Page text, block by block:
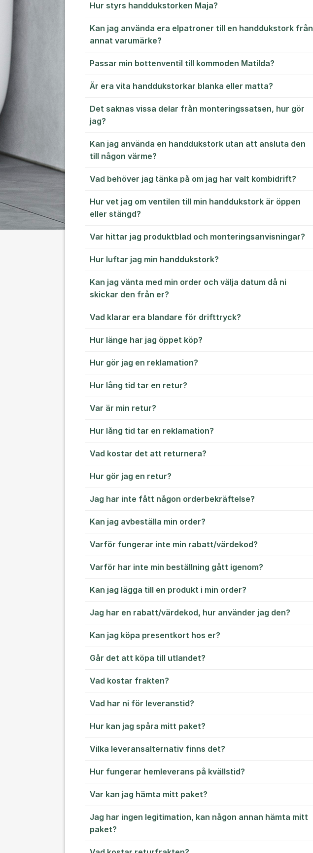
Hur styrs handdukstorken Maja?
Kan jag använda era elpatroner till en handdukstork från
annat varumärke?
Passar min bottenventil till kommoden Matilda?
Är era vita handdukstorkar blanka eller matta?
Det saknas vissa delar från monteringssatsen, hur gör
jag?
Kan jag använda en handdukstork utan att ansluta den
till någon värme?
Vad behöver jag tänka på om jag har valt kombidrift?
Hur vet jag om ventilen till min handdukstork är öppen
eller stängd?
Var hittar jag produktblad och monteringsanvisningar?
Hur luftar jag min handdukstork?
Kan jag vänta med min order och välja datum då ni
skickar den från er?
Vad klarar era blandare för drifttryck?
Hur länge har jag öppet köp?
Hur gör jag en reklamation?
Hur lång tid tar en retur?
Var är min retur?
Hur lång tid tar en reklamation?
Vad kostar det att returnera?
Hur gör jag en retur?
Jag har inte fått någon orderbekräftelse?
Kan jag avbeställa min order?
Varför fungerar inte min rabatt/värdekod?
Varför har inte min beställning gått igenom?
Kan jag lägga till en produkt i min order?
Jag har en rabatt/värdekod, hur använder jag den?
Kan jag köpa presentkort hos er?
Går det att köpa till utlandet?
Vad kostar frakten?
Vad har ni för leveranstid?
Hur kan jag spåra mitt paket?
Vilka leveransalternativ finns det?
Hur fungerar hemleverans på kvällstid?
Var kan jag hämta mitt paket?
Jag har ingen legitimation, kan någon annan hämta mitt
paket?